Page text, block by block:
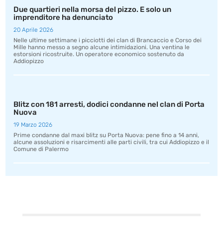
Due quartieri nella morsa del pizzo. E solo un
imprenditore ha denunciato
20 Aprile 2026
Nelle ultime settimane i picciotti dei clan di Brancaccio e Corso dei
Mille hanno messo a segno alcune intimidazioni. Una ventina le
estorsioni ricostruite. Un operatore economico sostenuto da
Addiopizzo
Blitz con 181 arresti, dodici condanne nel clan di Porta
Nuova
19 Marzo 2026
Prime condanne dal maxi blitz su Porta Nuova: pene fino a 14 anni,
alcune assoluzioni e risarcimenti alle parti civili, tra cui Addiopizzo e il
Comune di Palermo